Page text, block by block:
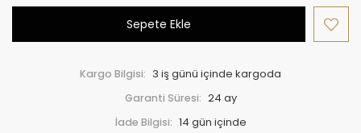
Sepete Ekle
Kargo Bilgisi: 3 iş günü içinde kargoda
Garanti Süresi: 24 ay
İade Bilgisi: